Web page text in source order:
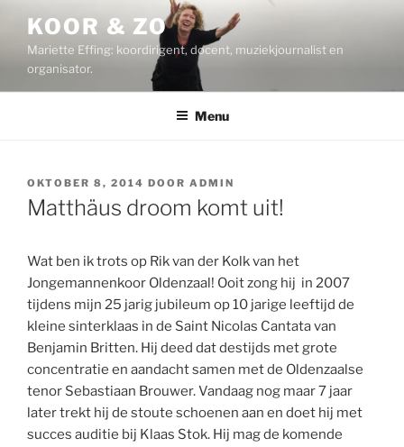
inhoud
KOOR & ZO
Mariette Effing: koordirigent, docent, muziekjournalist en
organisator.
Menu
GEPLAATST
OP
OKTOBER 8, 2014 DOOR ADMIN
Matthäus droom komt uit!
Wat ben ik trots op Rik van der Kolk van het
Jongemannenkoor Oldenzaal! Ooit zong hij in 2007
tijdens mijn 25 jarig jubileum op 10 jarige leeftijd de
kleine sinterklaas in de Saint Nicolas Cantata van
Benjamin Britten. Hij deed dat destijds met grote
concentratie en aandacht samen met de Oldenzaalse
tenor Sebastiaan Brouwer. Vandaag nog maar 7 jaar
later trekt hij de stoute schoenen aan en doet hij met
succes auditie bij Klaas Stok. Hij mag de komende